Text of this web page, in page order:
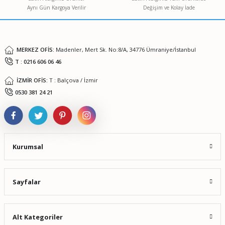
Ürün fiyatı diğer sitelerden daha pahalı.
Aynı Gün Kargoya Verilir
Değişim ve Kolay İade
MERKEZ OFİS: Madenler, Mert Sk. No:8/A, 34776 Ümraniye/İstanbul
T : 0216 606 06 46
İZMİR OFİS: T : Balçova / İzmir
0530 381 24 21
Kurumsal
Sayfalar
Alt Kategoriler